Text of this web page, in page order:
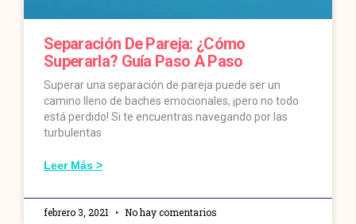
Separación De Pareja: ¿Cómo
Superarla? Guía Paso A Paso
Superar una separación de pareja puede ser un
camino lleno de baches emocionales, ¡pero no todo
está perdido! Si te encuentras navegando por las
turbulentas
Leer Más >
febrero 3, 2021 No hay comentarios